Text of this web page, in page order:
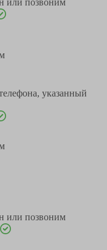
или позвоним
указанный
или позвоним